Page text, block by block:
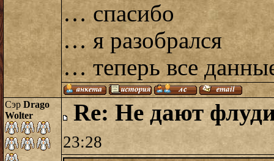
… спасибо
… я разобрался
… теперь все
Сэр Drago
Wolter
Re: Не дают
23:28